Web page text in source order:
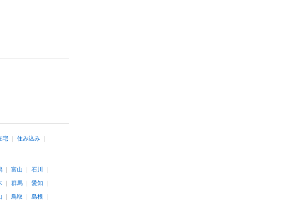
宅
住み込み
富山
石川
群馬
愛知
鳥取
島根